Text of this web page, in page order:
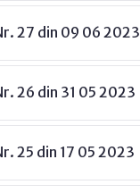
27 din 09 06 2023
26 din 31 05 2023
25 din 17 05 2023